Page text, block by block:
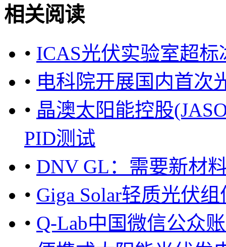
相关阅读
• ICAS光伏实验室超
• 电科院开展国内首次
• 晶澳太阳能控股
PID测试
• DNV GL：需要新材
• Giga Solar轻质光伏
• Q-Lab中国微信公众